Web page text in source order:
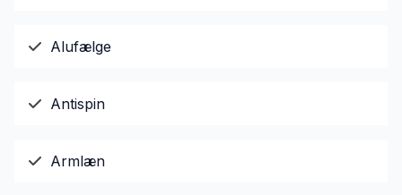
Alufælge
Antispin
Armlæn